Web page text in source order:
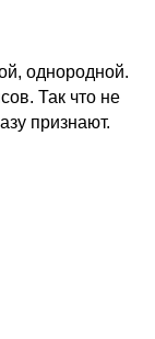
однородной.
Так что не
признают.